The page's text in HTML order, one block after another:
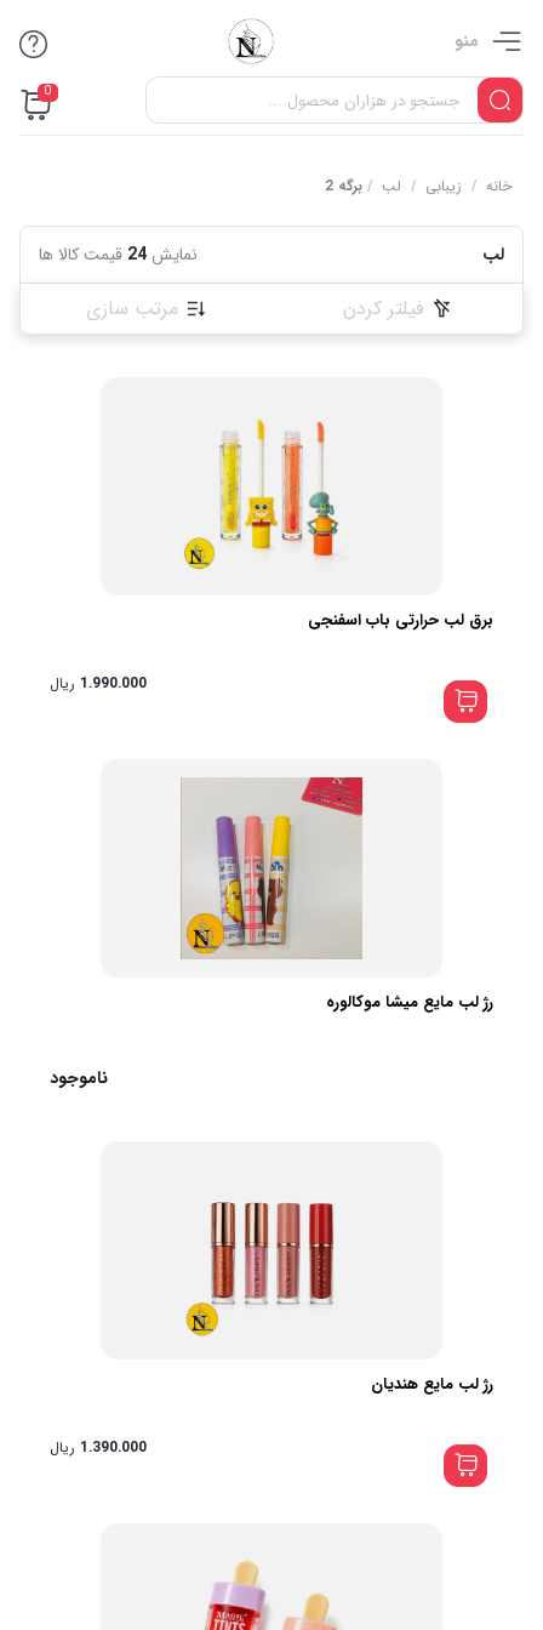
منو
0
خانه / زیبابی / لب / برگه 2
لب نمایش 24 قیمت کالا ها
فیلتر کردن مرتب سازی
برق لب حرارتی باب اسفنجی
1.990.000 ریال
رژ لب مایع میشا موکالوره
ناموجود
رژ لب مایع هندیان
1.390.000 ریال